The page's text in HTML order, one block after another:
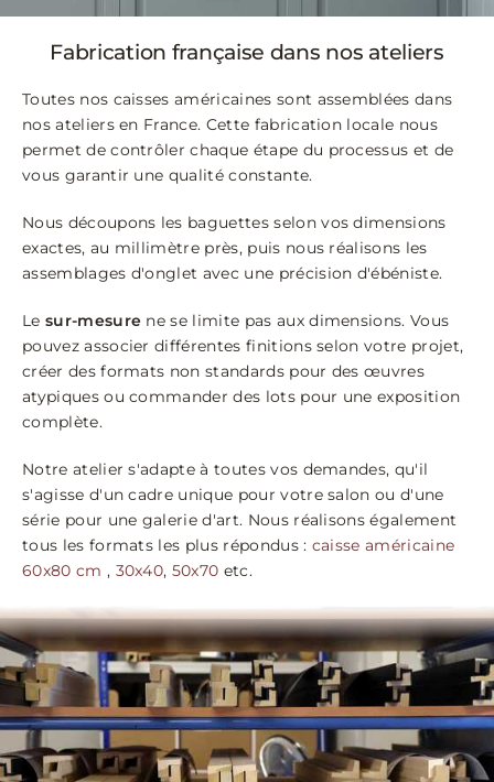
Fabrication française dans nos ateliers
Toutes nos caisses américaines sont assemblées dans
nos ateliers en France. Cette fabrication locale nous
permet de contrôler chaque étape du processus et de
vous garantir une qualité constante.
Nous découpons les baguettes selon vos dimensions
exactes, au millimètre près, puis nous réalisons les
assemblages d'onglet avec une précision d'ébéniste.
Le sur-mesure ne se limite pas aux dimensions. Vous
pouvez associer différentes finitions selon votre projet,
créer des formats non standards pour des œuvres
atypiques ou commander des lots pour une exposition
complète.
Notre atelier s'adapte à toutes vos demandes, qu'il
s'agisse d'un cadre unique pour votre salon ou d'une
série pour une galerie d'art. Nous réalisons également
tous les formats les plus répondus : caisse américaine
60x80 cm , 30x40, 50x70 etc.